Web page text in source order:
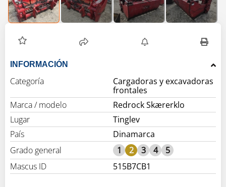
INFORMACIÓN
Categoría
Cargadoras y excavadoras
frontales
Marca / modelo
Redrock Skærerklo
Lugar
Tinglev
País
Dinamarca
Grado general
1 2 3 4
5
Mascus ID
515B7CB1